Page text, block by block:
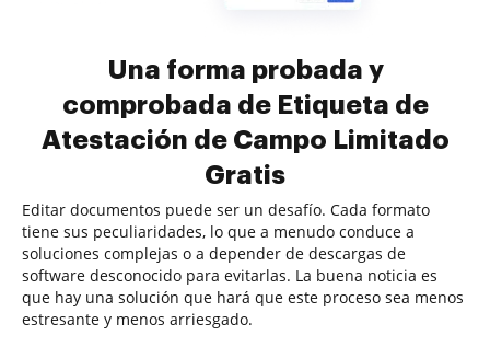
Una forma probada y
comprobada de Etiqueta de
Atestación de Campo Limitado
Gratis
Editar documentos puede ser un desafío. Cada formato
tiene sus peculiaridades, lo que a menudo conduce a
soluciones complejas o a depender de descargas de
software desconocido para evitarlas. La buena noticia es
que hay una solución que hará que este proceso sea menos
estresante y menos arriesgado.